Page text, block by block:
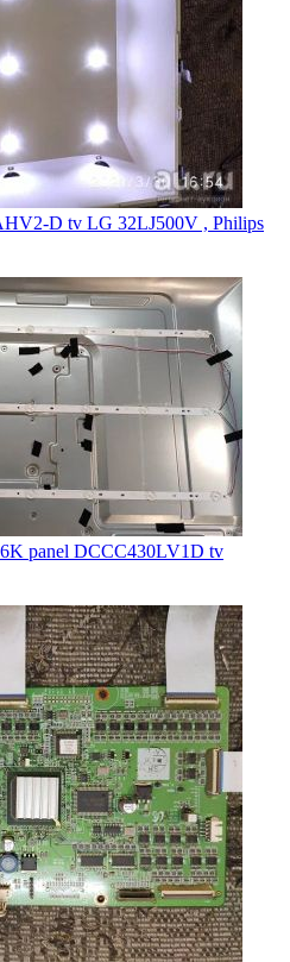
D tv LG 32LJ500V , Philips
panel DCCC430LV1D tv